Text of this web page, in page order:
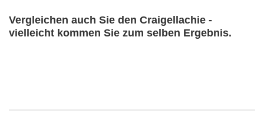
Vergleichen auch Sie den Craigellachie -
vielleicht kommen Sie zum selben Ergebnis.